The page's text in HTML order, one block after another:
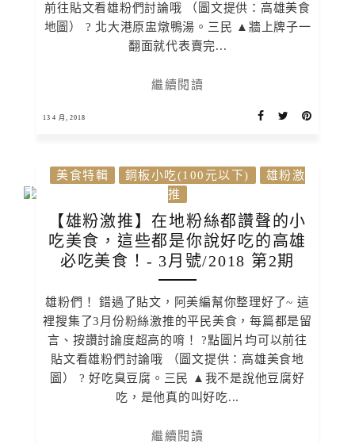
前往貼文看雄粉們討論哦 （圖文提供：高雄美食
地圖） ? 北大港原盅燉鴨湯。三民 ▲牆上牌子一
翻面就代表賣完...
繼續閱讀
13 4 月, 2018
美食特輯 銅板小吃(100元以下)
雄粉激
推
【雄粉激推】在地粉絲都讚聲的小
吃美食，這些都是你說好吃的高雄
必吃美食！- 3月號/2018 第2期
雄粉們！ 錯過了貼文，阿美編幫你整理好了~ 這
裡搜集了3月份粉絲激推的平民美食，每篇都是留
言、按讚討論度超高的唷！ ?點圖片均可以前往
貼文看雄粉們討論哦 （圖文提供：高雄美食地
圖） ? 好吃臭豆腐。三民 ▲我不是說他豆腐好
吃，是他真的叫好吃...
繼續閱讀